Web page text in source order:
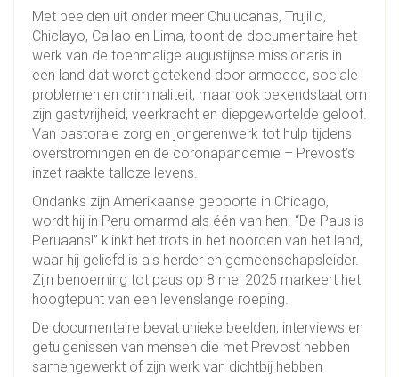
Met beelden uit onder meer Chulucanas, Trujillo,
Chiclayo, Callao en Lima, toont de documentaire het
werk van de toenmalige augustijnse missionaris in
een land dat wordt getekend door armoede, sociale
problemen en criminaliteit, maar ook bekendstaat om
zijn gastvrijheid, veerkracht en diepgewortelde geloof.
Van pastorale zorg en jongerenwerk tot hulp tijdens
overstromingen en de coronapandemie – Prevost’s
inzet raakte talloze levens.
Ondanks zijn Amerikaanse geboorte in Chicago,
wordt hij in Peru omarmd als één van hen. “De Paus is
Peruaans!” klinkt het trots in het noorden van het land,
waar hij geliefd is als herder en gemeenschapsleider.
Zijn benoeming tot paus op 8 mei 2025 markeert het
hoogtepunt van een levenslange roeping.
De documentaire bevat unieke beelden, interviews en
getuigenissen van mensen die met Prevost hebben
samengewerkt of zijn werk van dichtbij hebben